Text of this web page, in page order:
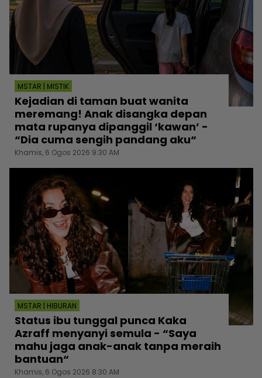
MSTAR | MISTIK
Kejadian di taman buat wanita
meremang! Anak disangka depan
mata rupanya dipanggil ‘kawan’ -
“Dia cuma sengih pandang aku“
Khamis, 6 Ogos 2026 9:30 AM
MSTAR | HIBURAN
Status ibu tunggal punca Kaka
Azraff menyanyi semula - “Saya
mahu jaga anak-anak tanpa meraih
bantuan“
Khamis, 6 Ogos 2026 8:30 AM